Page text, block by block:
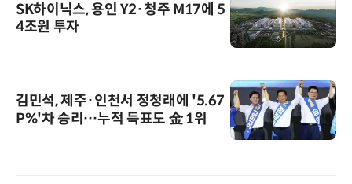
SK하이닉스, 용인 Y2·청주 M17에 5
4조원 투자
김민석, 제주·인천서 정청래에 '5.67
P%'차 승리…누적 득표도 金 1위